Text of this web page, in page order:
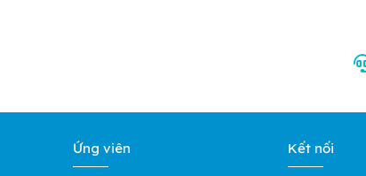
Ứng viên Kết nối